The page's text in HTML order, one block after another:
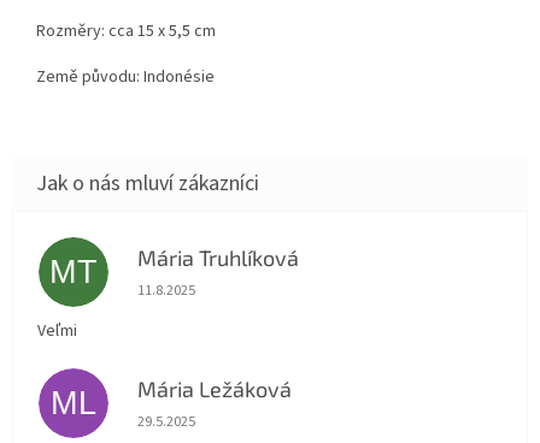
Rozměry: cca 15 x 5,5 cm
Země původu: Indonésie
MT Mária Truhlíková
Hodnocení obchodu je 5 z 5 hvězdiček.
11.8.2025
Veľmi
ML Mária Ležáková
Hodnocení obchodu je 5 z 5 hvězdiček.
29.5.2025